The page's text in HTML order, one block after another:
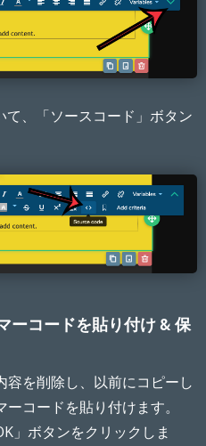
、「ソースコード」ボタン
ーコードを貼り付け & 保
容を削除し、以前にコピーし
コードを貼り付けます。
」ボタンをクリックしま